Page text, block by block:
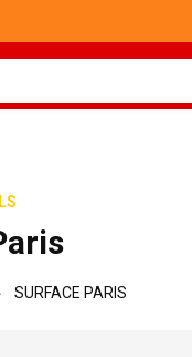
SURFACE PARIS